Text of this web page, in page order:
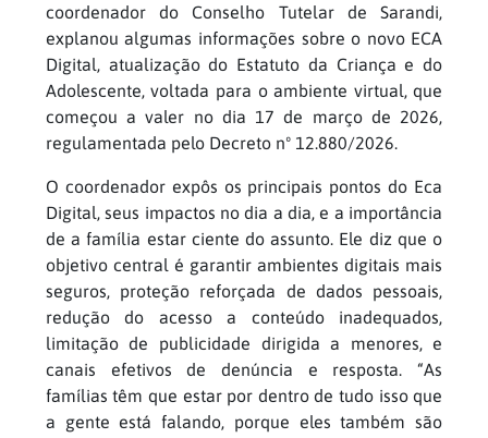
coordenador do Conselho Tutelar de Sarandi,
explanou algumas informações sobre o novo ECA
Digital, atualização do Estatuto da Criança e do
Adolescente, voltada para o ambiente virtual, que
começou a valer no dia 17 de março de 2026,
regulamentada pelo Decreto nº 12.880/2026.
O coordenador expôs os principais pontos do Eca
Digital, seus impactos no dia a dia, e a importância
de a família estar ciente do assunto. Ele diz que o
objetivo central é garantir ambientes digitais mais
seguros, proteção reforçada de dados pessoais,
redução do acesso a conteúdo inadequados,
limitação de publicidade dirigida a menores, e
canais efetivos de denúncia e resposta. “As
famílias têm que estar por dentro de tudo isso que
a gente está falando, porque eles também são